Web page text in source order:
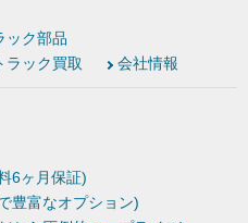
ック部品
ラック買取 会社情報
6ヶ月保証)
豊富なオプション)